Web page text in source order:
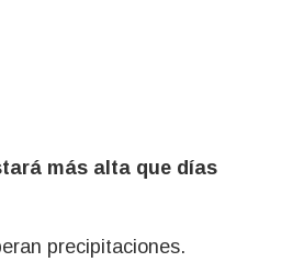
más alta que días
precipitaciones.